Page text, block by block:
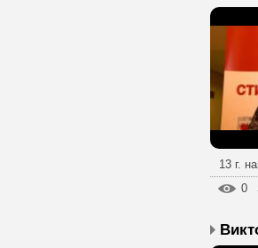
13 г.
0